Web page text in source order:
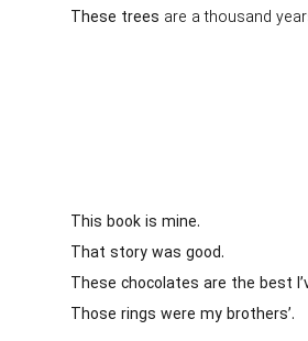
These treesare a
This
Thatstory was
Thesechocolates
Thoserings were